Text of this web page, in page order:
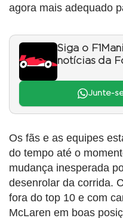
agora mais adequado
Siga o
notícias da
Junte-
Os fãs e as equipes
do tempo até o
mudança inesperada
desenrolar da corrida.
fora do top 10 e com
McLaren em boas